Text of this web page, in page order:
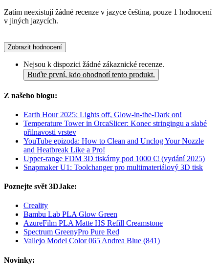
Zatím neexistují žádné recenze v jazyce čeština, pouze 1 hodnocení
v jiných jazycích.
Zobrazit hodnocení
Nejsou k dispozici žádné zákaznické recenze.
Buďte první, kdo ohodnotí tento produkt.
Z našeho blogu:
Earth Hour 2025: Lights off, Glow-in-the-Dark on!
Temperature Tower in OrcaSlicer: Konec stringingu a slabé
přilnavosti vrstev
YouTube epizoda: How to Clean and Unclog Your Nozzle
and Heatbreak Like a Pro!
Upper-range FDM 3D tiskárny pod 1000 €! (vydání 2025)
Snapmaker U1: Toolchanger pro multimateriálový 3D tisk
Poznejte svět 3DJake:
Creality
Bambu Lab PLA Glow Green
AzureFilm PLA Matte HS Refill Creamstone
Spectrum GreenyPro Pure Red
Vallejo Model Color 065 Andrea Blue (841)
Novinky: